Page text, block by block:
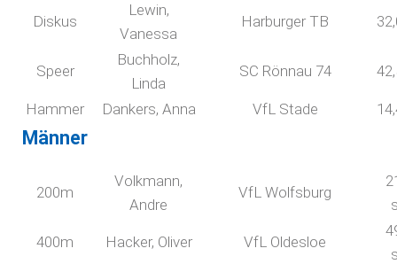
Diskus
Lewin,
Vanessa
Harburger TB
Speer
Buchholz,
Linda
SC Rönnau 74
Hammer Dankers, Anna VfL Stade
Männer
200m
Volkmann,
Andre
VfL Wolfsburg
400m Hacker, Oliver VfL Oldesloe